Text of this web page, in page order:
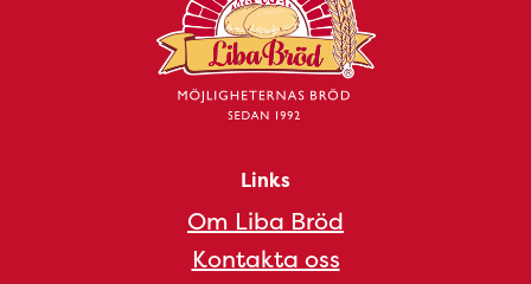
Links
Om Liba Bröd
Kontakta oss